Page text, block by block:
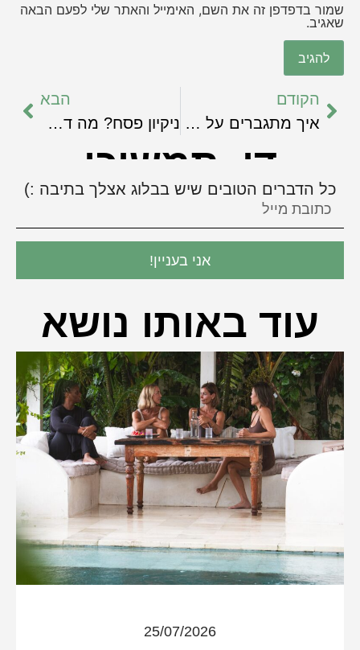
שמור בדפדפן זה את השם, האימייל והאתר שלי לפעם הבאה
שאגיב.
הקודם
איך מתגברים על משברי כתיבה עבור העסק שלנו?
הבא
ניקיון פסח? מה דעתך לנקות את כל הפחדים שעוצרים אותך מלכתוב?
די, תמשיכי
כל הדברים הטובים שיש בבלוג אצלך בתיבה :)
אני בעניין!
עוד באותו נושא
25/07/2026